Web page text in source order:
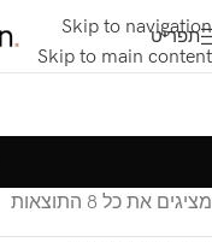
Skip to navigation
Skip to main content
תפריט
מציגים את כל ⁦8⁩ התוצאות